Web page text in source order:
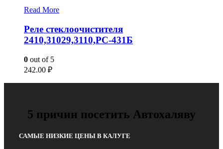
Read More
Реле стеклоочистителя
2410,31029,3110,РС-431Б
0 out of 5
242.00 ₽
5 причин посетить Автохаляву
САМЫЕ НИЗКИЕ ЦЕНЫ В КАЛУГЕ